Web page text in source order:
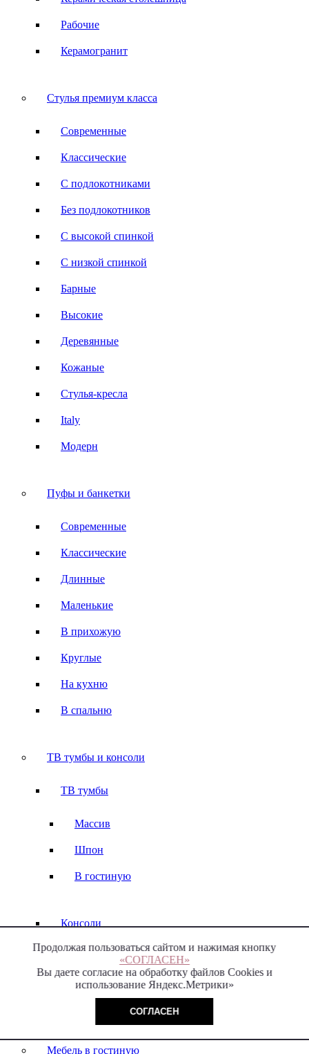
Продолжая пользоваться сайтом и нажимая кнопку
«СОГЛАСЕН»
Вы даете согласие на обработку файлов Cookies и
использование Яндекс.Метрики»
СОГЛАСЕН
Рабочие
Керамогранит
Стулья премиум класса
Современные
Классические
С подлокотниками
Без подлокотников
С высокой спинкой
С низкой спинкой
Барные
Высокие
Деревянные
Кожаные
Стулья-кресла
Italy
Модерн
Пуфы и банкетки
Современные
Классические
Длинные
Маленькие
В прихожую
Круглые
На кухню
В спальню
ТВ тумбы и консоли
ТВ тумбы
Массив
Шпон
В гостиную
Консоли
Мебель в гостиную